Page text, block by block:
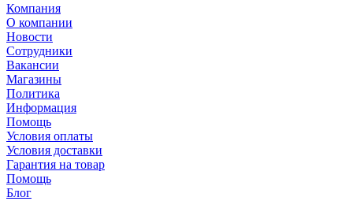
Компания
О компании
Новости
Сотрудники
Вакансии
Магазины
Политика
Информация
Помощь
Условия оплаты
Условия доставки
Гарантия на товар
Помощь
Блог